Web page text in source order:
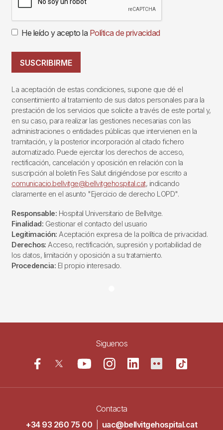
He leído y acepto la Política de privacidad
SUSCRIBIRME
La aceptación de estas condiciones, supone que dé el
consentimiento al tratamiento de sus datos personales para la
prestación de los servicios que solicite a través de este portal y,
en su caso, para realizar las gestiones necesarias con las
administraciones o entidades públicas que intervienen en la
tramitación, y la posterior incorporación al citado fichero
automatizado. Puede ejercitar los derechos de acceso,
rectificación, cancelación y oposición en relación con la
suscripción al boletín Fes Salut dirigiéndose por escrito a
comunicacio.bellvitge@bellvitgehospital.cat, indicando
claramente en el asunto "Ejercicio de derecho LOPD".
Responsable: Hospital Universitario de Bellvitge.
Finalidad: Gestionar el contacto del usuario
Legitimación: Aceptación expresa de la política de privacidad.
Derechos: Acceso, rectificación, supresión y portabilidad de
los datos, limitación y oposición a su tratamiento.
Procedencia: El propio interesado.
Siguenos
Contacta
+34 93 260 75 00
uac@bellvitgehospital.cat